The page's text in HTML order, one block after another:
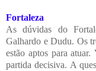
Fortaleza
As dúvidas do
Galhardo e Dudu. Os
estão aptos para
partida decisiva. A